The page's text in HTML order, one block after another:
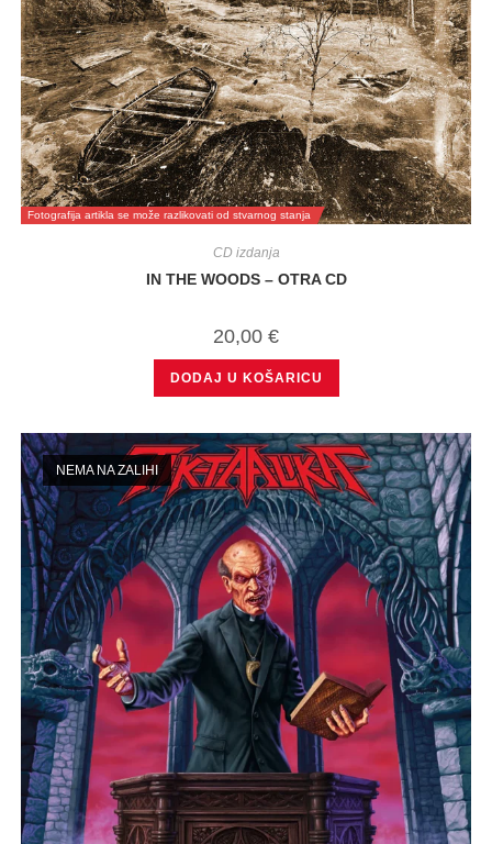
Fotografija artikla se može razlikovati od stvarnog stanja
CD izdanja
IN THE WOODS – OTRA CD
20,00 €
DODAJ U KOŠARICU
NEMA NA ZALIHI